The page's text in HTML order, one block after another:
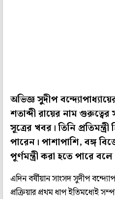
অভিজ্ঞ সুদীপ
শতাব্দী রায়ের নাম গুরুত্বের
সূত্রের খবর। তিনি
পারেন। পাশাপাশি, বঙ্গ
পূর্ণমন্ত্রী করা হতে পারে
এদিন বর্ষীয়ান সাংসদ সুদীপ
প্রক্রিয়ার প্রথম ধাপ ইতিমধ্যেই